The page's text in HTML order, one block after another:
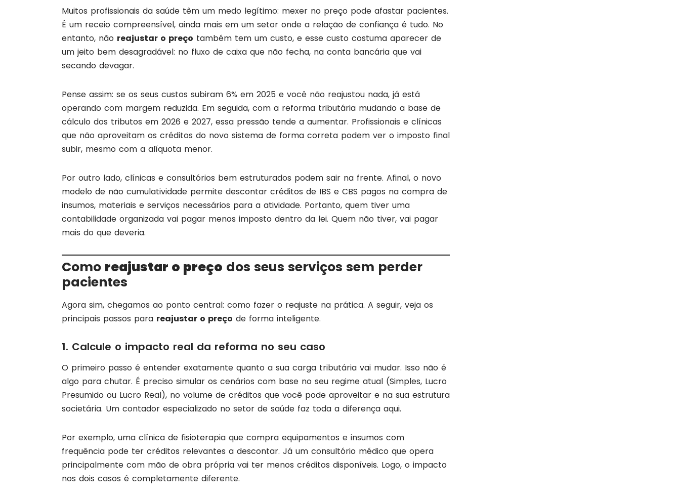
Muitos profissionais da saúde têm um medo legítimo: mexer no preço pode afastar pacientes.
É um receio compreensível, ainda mais em um setor onde a relação de confiança é tudo. No
entanto, não reajustar o preço também tem um custo, e esse custo costuma aparecer de
um jeito bem desagradável: no fluxo de caixa que não fecha, na conta bancária que vai
secando devagar.
Pense assim: se os seus custos subiram 6% em 2025 e você não reajustou nada, já está
operando com margem reduzida. Em seguida, com a reforma tributária mudando a base de
cálculo dos tributos em 2026 e 2027, essa pressão tende a aumentar. Profissionais e clínicas
que não aproveitam os créditos do novo sistema de forma correta podem ver o imposto final
subir, mesmo com a alíquota menor.
Por outro lado, clínicas e consultórios bem estruturados podem sair na frente. Afinal, o novo
modelo de não cumulatividade permite descontar créditos de IBS e CBS pagos na compra de
insumos, materiais e serviços necessários para a atividade. Portanto, quem tiver uma
contabilidade organizada vai pagar menos imposto dentro da lei. Quem não tiver, vai pagar
mais do que deveria.
Como reajustar o preço dos seus serviços sem perder
pacientes
Agora sim, chegamos ao ponto central: como fazer o reajuste na prática. A seguir, veja os
principais passos para reajustar o preço de forma inteligente.
1. Calcule o impacto real da reforma no seu caso
O primeiro passo é entender exatamente quanto a sua carga tributária vai mudar. Isso não é
algo para chutar. É preciso simular os cenários com base no seu regime atual (Simples, Lucro
Presumido ou Lucro Real), no volume de créditos que você pode aproveitar e na sua estrutura
societária. Um contador especializado no setor de saúde faz toda a diferença aqui.
Por exemplo, uma clínica de fisioterapia que compra equipamentos e insumos com
frequência pode ter créditos relevantes a descontar. Já um consultório médico que opera
principalmente com mão de obra própria vai ter menos créditos disponíveis. Logo, o impacto
nos dois casos é completamente diferente.